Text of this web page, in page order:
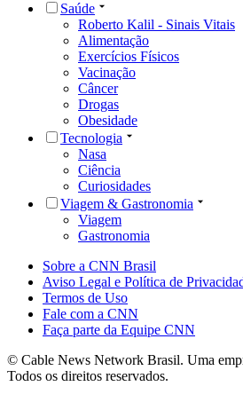
Saúde
Roberto Kalil - Sinais Vitais
Alimentação
Exercícios Físicos
Vacinação
Câncer
Drogas
Obesidade
Tecnologia
Nasa
Ciência
Curiosidades
Viagem & Gastronomia
Viagem
Gastronomia
Sobre a CNN Brasil
Aviso Legal e Política de
Termos de Uso
Fale com a CNN
Faça parte da Equipe CNN
© Cable News Network Brasil. Uma
Todos os direitos reservados.